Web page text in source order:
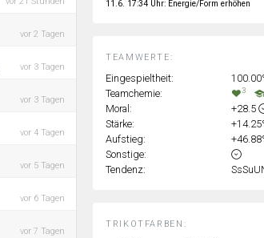
vor 2 Tagen
vor 3 Tagen
vor 3 Tagen
vor 4 Tagen
vor 5 Tagen
vor 6 Tagen
vor 7 Tagen
TRIKOTFARBEN:
TEAMWERTE:
Eingespieltheit:
Teamchemie:
3
Moral:
+28.5
Stärke:
Aufstieg:
Sonstige:
Tendenz:
11.6. 17:34 Uhr: Energie/Form erhöhen